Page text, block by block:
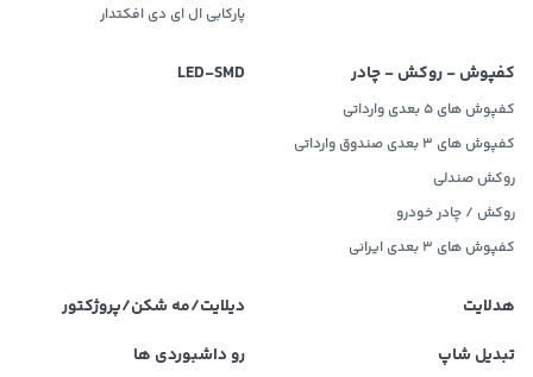
پارکابی ال ای دی افکتدار
کفپوش - روکش - چادر
کفپوش های 5 بعدی وارداتی
کفپوش های 3 بعدی صندوق وارداتی
روکش صندلی
روکش / چادر خودرو
کفپوش های ۳ بعدی ایرانی
LED‌-SMD
هدلایت
دیلایت/مه شکن/پروژکتور
تبدیل شاپ
رو داشبوردی ها